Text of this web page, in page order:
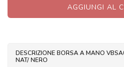
AGGIUNGI AL
DESCRIZIONE BORSA A MANO
NAT/ NERO